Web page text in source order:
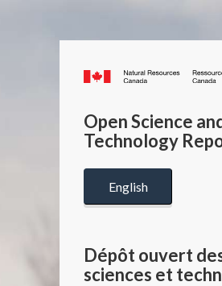
Canada.ca
Open Science
Technology
English
Dépôt ouvert
sciences et